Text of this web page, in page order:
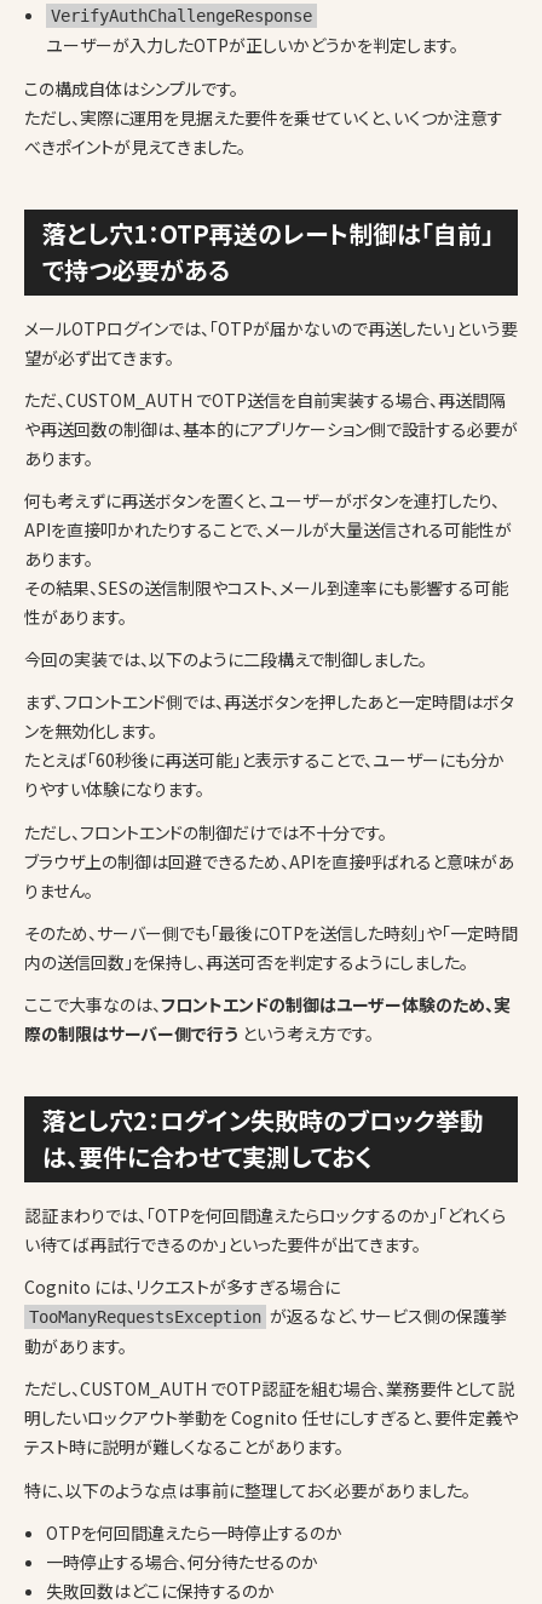
VerifyAuthChallengeResponse
ユーザーが入力したOTPが正しいかどうかを判定します。
この構成自体はシンプルです。
ただし、実際に運用を見据えた要件を乗せていくと、いくつか注意す
べきポイントが見えてきました。
落とし穴1：OTP再送のレート制御は「自前」
で持つ必要がある
メールOTPログインでは、「OTPが届かないので再送したい」という要
望が必ず出てきます。
ただ、CUSTOM_AUTH でOTP送信を自前実装する場合、再送間隔
や再送回数の制御は、基本的にアプリケーション側で設計する必要が
あります。
何も考えずに再送ボタンを置くと、ユーザーがボタンを連打したり、
APIを直接叩かれたりすることで、メールが大量送信される可能性が
あります。
その結果、SESの送信制限やコスト、メール到達率にも影響する可能
性があります。
今回の実装では、以下のように二段構えで制御しました。
まず、フロントエンド側では、再送ボタンを押したあと一定時間はボタ
ンを無効化します。
たとえば「60秒後に再送可能」と表示することで、ユーザーにも分か
りやすい体験になります。
ただし、フロントエンドの制御だけでは不十分です。
ブラウザ上の制御は回避できるため、APIを直接呼ばれると意味があ
りません。
そのため、サーバー側でも「最後にOTPを送信した時刻」や「一定時間
内の送信回数」を保持し、再送可否を判定するようにしました。
ここで大事なのは、フロントエンドの制御はユーザー体験のため、実
際の制限はサーバー側で行う という考え方です。
落とし穴2：ログイン失敗時のブロック挙動
は、要件に合わせて実測しておく
認証まわりでは、「OTPを何回間違えたらロックするのか」「どれくら
い待てば再試行できるのか」といった要件が出てきます。
Cognito には、リクエストが多すぎる場合に
TooManyRequestsException が返るなど、サービス側の保護挙
動があります。
ただし、CUSTOM_AUTH でOTP認証を組む場合、業務要件として説
明したいロックアウト挙動を Cognito 任せにしすぎると、要件定義や
テスト時に説明が難しくなることがあります。
特に、以下のような点は事前に整理しておく必要がありました。
OTPを何回間違えたら一時停止するのか
一時停止する場合、何分待たせるのか
失敗回数はどこに保持するのか